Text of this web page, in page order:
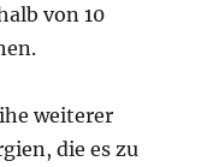
von 10
weiterer
die es zu